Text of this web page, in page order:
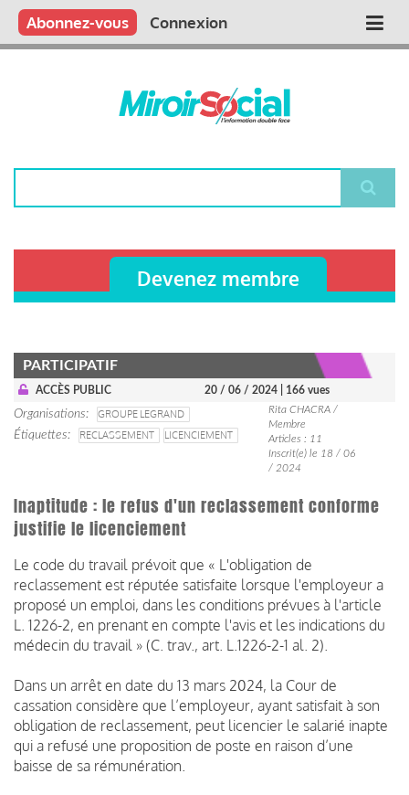
Aller
contenu
Main
Qui sommes nous ?
Vous publiez
Nous publions
Contactez-nous
Abonnez-vous Connexion
Devenez membre
PARTICIPATIF
ACCÈS PUBLIC 20 / 06 / 2024 | 166 vues
Organisations
GROUPE LEGRAND
Étiquettes
RECLASSEMENT LICENCIEMENT
Rita CHACRA /
Membre
Articles : 11
Inscrit(e) le 18 / 06
/ 2024
Inaptitude : le refus d'un reclassement conforme
justifie le licenciement
Le code du travail prévoit que « L'obligation de
reclassement est réputée satisfaite lorsque l'employeur a
proposé un emploi, dans les conditions prévues à l'article
L. 1226-2, en prenant en compte l'avis et les indications du
médecin du travail » (C. trav., art. L.1226-2-1 al. 2).
Dans un arrêt en date du 13 mars 2024, la Cour de
cassation considère que l’employeur, ayant satisfait à son
obligation de reclassement, peut licencier le salarié inapte
qui a refusé une proposition de poste en raison d’une
baisse de sa rémunération.